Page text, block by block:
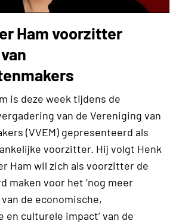
Ham voorzitter
is deze week tijdens de
van de Vereniging van
(VVEM) gepresenteerd als
voorzitter. Hij volgt Henk
Ham wil zich als voorzitter de
maken voor het ‘nog meer
de economische,
en culturele impact’ van de